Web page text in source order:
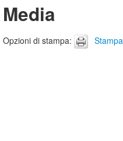
Media
Opzioni di stampa: Stampa